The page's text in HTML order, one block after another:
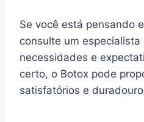
Se você está pensando
consulte um
necessidades e
certo, o Botox pode
satisfatórios e